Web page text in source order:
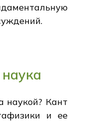
наукой? Кант
и ее